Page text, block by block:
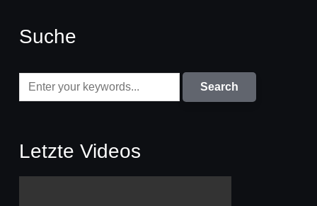
Suche
Letzte Videos